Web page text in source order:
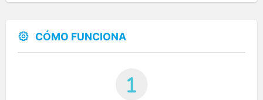
CÓMO FUNCIONA